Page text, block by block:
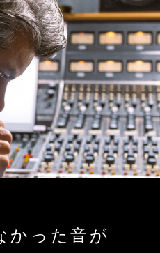
かった音が